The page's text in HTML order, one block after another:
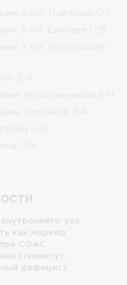
к.м.н., Павлихин О.Г.
к.м.н. Елисеев О.В.
к.м.н. Лесогорова
Е.А.
Красильникова Е.Н.
Землянов В.А.
Н.В.
Л.Н.
уха.
как маркер
СОАС.
(тиннитус,
дефицит).